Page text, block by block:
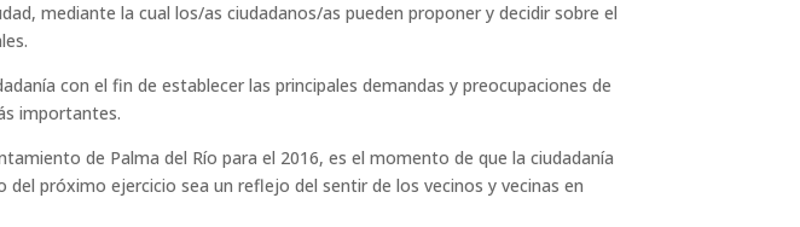
mediante la cual los/as ciudadanos/as pueden proponer y decidir sobre el
con el fin de establecer las principales demandas y preocupaciones de
importantes.
de Palma del Río para el 2016, es el momento de que la ciudadanía
próximo ejercicio sea un reflejo del sentir de los vecinos y vecinas en